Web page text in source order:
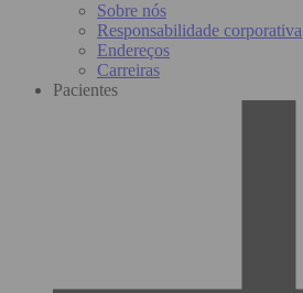
Sobre nós
Responsabilidade corporativa
Endereços
Carreiras
Pacientes